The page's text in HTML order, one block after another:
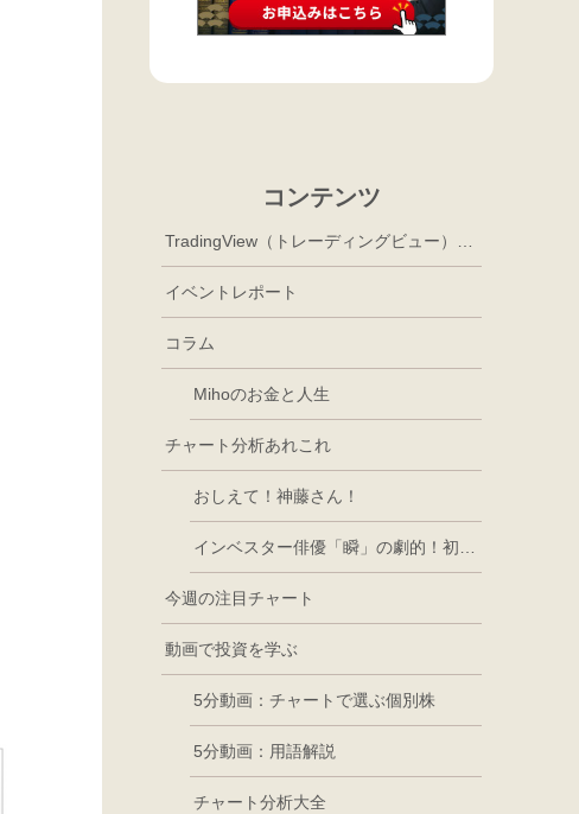
コンテンツ
イベントレポート
コラム
Mihoのお金と人生
チャート分析あれこれ
おしえて！神藤さん！
今週の注目チャート
動画で投資を学ぶ
5分動画：チャートで選ぶ個別株
5分動画：用語解説
チャート分析大全